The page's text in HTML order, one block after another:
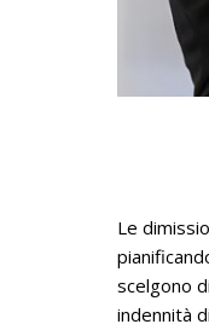
Le
scelgono
indennità